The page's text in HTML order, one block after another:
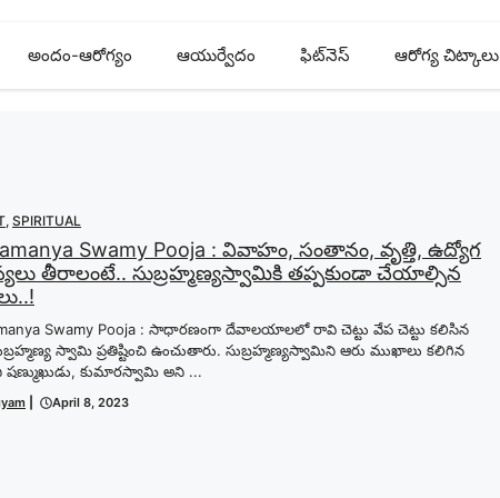
అందం-ఆరోగ్యం ఆయుర్వేదం ఫిట్‌నెస్ ఆరోగ్య చిట్కాలు
, SPIRITUAL
Swamy Pooja : వివాహం, సంతానం, వృత్తి, ఉద్యోగ
తీరాలంటే.. సుబ్రహ్మణ్యస్వామికి తప్పకుండా చేయాల్సిన
Swamy Pooja : సాధారణంగా దేవాలయాలలో రావి చెట్టు వేప చెట్టు కలిసిన
స్వామి ప్రతిష్టించి ఉంచుతారు. సుబ్రహ్మణ్యస్వామిని ఆరు ముఖాలు కలిగిన
కుమారస్వామి అని ...
April 8, 2023